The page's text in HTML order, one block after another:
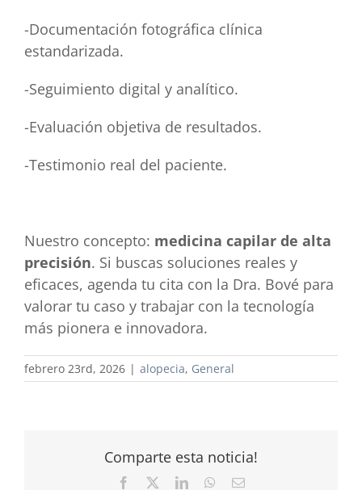
-Documentación fotográfica clínica
estandarizada.
-Seguimiento digital y analítico.
-Evaluación objetiva de resultados.
-Testimonio real del paciente.
Nuestro concepto: medicina capilar de alta
precisión. Si buscas soluciones reales y
eficaces, agenda tu cita con la Dra. Bové para
valorar tu caso y trabajar con la tecnología
más pionera e innovadora.
febrero 23rd, 2026 | alopecia, General
Comparte esta noticia!
Facebook LinkedInWhatsApp
Correo